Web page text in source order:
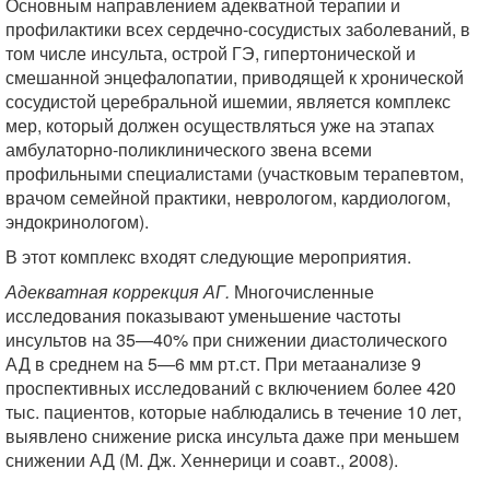
профилактики всех сердечно-сосудистых заболеваний, в
том числе инсульта, острой ГЭ, гипертонической и
смешанной энцефалопатии, приводящей к хронической
сосудистой церебральной ишемии, является комплекс
мер, который должен осуществляться уже на этапах
амбулаторно-поликлинического звена всеми
профильными специалистами (участковым терапевтом,
врачом семейной практики, неврологом, кардиологом,
эндокринологом).
В этот комплекс входят следующие мероприятия.
Адекватная коррекция АГ. Многочисленные
исследования показывают уменьшение частоты
инсультов на 35—40% при снижении диастолического
АД в среднем на 5—6 мм рт.ст. При метаанализе 9
проспективных исследований с включением более 420
тыс. пациентов, которые наблюдались в течение 10 лет,
выявлено снижение риска инсульта даже при меньшем
снижении АД (М. Дж. Хеннерици и соавт., 2008).